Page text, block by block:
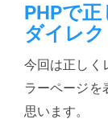
PHPで
ダイレ
今回は正しく
ラーページを
思います。